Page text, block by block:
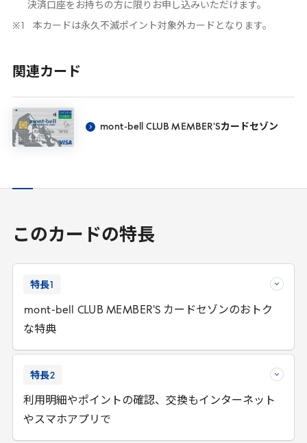
決済口座をお持ちの方に限りお申し込みいただけます。
本カードは永久不滅ポイント対象外カードとなります。
関連カード
mont-bell CLUB MEMBER'Sカードセゾン
このカードの特長
特長1
mont-bell CLUB MEMBER'S カードセゾンのおトク
な特典
特長2
利用明細やポイントの確認、交換もインターネット
やスマホアプリで